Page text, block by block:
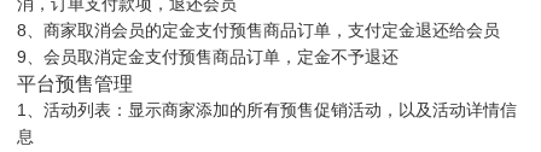
8、商家取消会员的定金支付预售商品订单，支付定金退还给会员
9、会员取消定金支付预售商品订单，定金不予退还
平台预售管理
1、活动列表：显示商家添加的所有预售促销活动，以及活动详情信
息